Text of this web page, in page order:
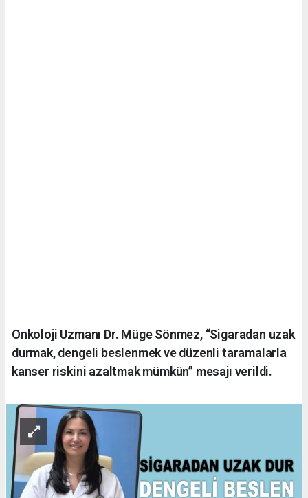
Onkoloji Uzmanı Dr. Müge Sönmez, “Sigaradan uzak
durmak, dengeli beslenmek ve düzenli taramalarla
kanser riskini azaltmak mümkün” mesajı verildi.